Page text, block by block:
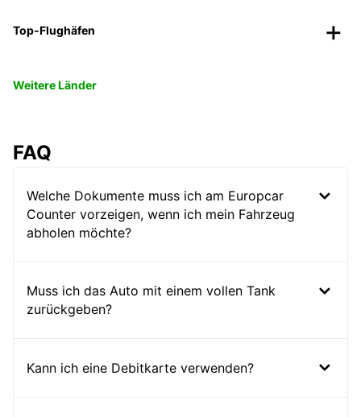
Top-Flughäfen
Weitere Länder
FAQ
Welche Dokumente muss ich am Europcar
Counter vorzeigen, wenn ich mein Fahrzeug
abholen möchte?
Muss ich das Auto mit einem vollen Tank
zurückgeben?
Kann ich eine Debitkarte verwenden?